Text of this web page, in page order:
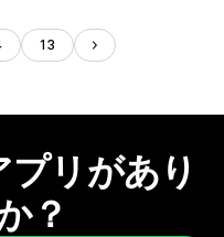
13
リがあり
？